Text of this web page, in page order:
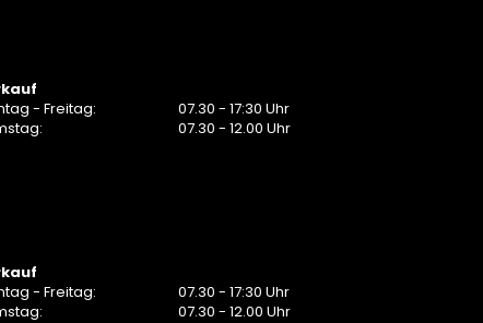
- Freitag:
07.30 - 17:30 Uhr
07.30 - 12.00 Uhr
- Freitag:
07.30 - 17:30 Uhr
07.30 - 12.00 Uhr